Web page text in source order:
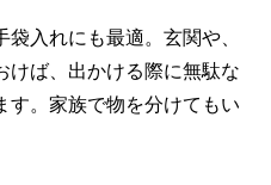
入れにも最適。玄関や、
けば、出かける際に無駄な
す。家族で物を分けてもい